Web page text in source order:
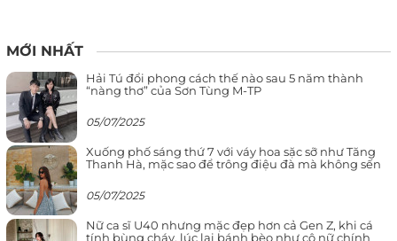
MỚI NHẤT
Hải Tú đổi phong cách thế nào sau 5 năm thành
“nàng thơ” của Sơn Tùng M-TP
05/07/2025
Xuống phố sáng thứ 7 với váy hoa sặc sỡ như Tăng
Thanh Hà, mặc sao để trông điệu đà mà không sến
05/07/2025
Nữ ca sĩ U40 nhưng mặc đẹp hơn cả Gen Z, khi cá
tính bùng cháy, lúc lại bánh bèo như cô nữ chính